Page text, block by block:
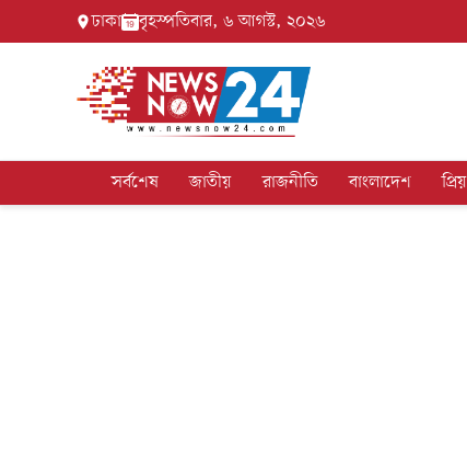
ঢাকা বৃহস্পতিবার, ৬ আগস্ট, ২০২৬
সর্বশেষ জাতীয় রাজনীতি বাংলাদেশ